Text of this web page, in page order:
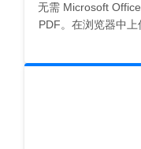
无需 Microsoft
PDF。在浏览器中